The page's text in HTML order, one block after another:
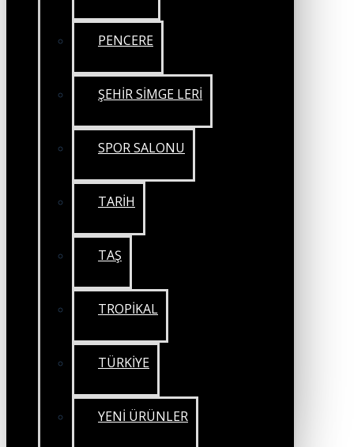
PENCERE
ŞEHİR SİMGE LERİ
SPOR SALONU
TARİH
TAŞ
TROPİKAL
TÜRKİYE
YENİ ÜRÜNLER